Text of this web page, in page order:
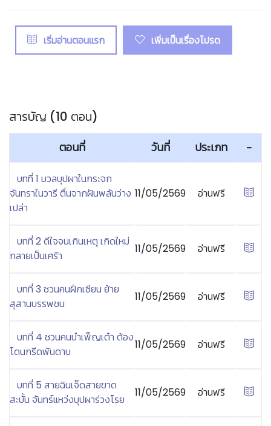
เริ่มอ่านตอนแรก เพิ่มเป็นเรื่องโปรด
สารบัญ (10 ตอน)
ตอนที่ วันที่ ประเภท -
บทที่ 1 มวลบุปผาในกระจก
จันทราในวารี ตื่นจากฝันพลันว่าง
เปล่า
11/05/2569 อ่านฟรี
บทที่ 2 ดีใจจนเกินเหตุ เกิดใหม่
กลายเป็นเศร้า
11/05/2569 อ่านฟรี
บทที่ 3 ชวนคนฝึกเซียน ย้าย
สุสานบรรพชน
11/05/2569 อ่านฟรี
บทที่ 4 ชวนคนบำเพ็ญเต๋า ต้อง
โดนกรีดพันดาบ
11/05/2569 อ่านฟรี
บทที่ 5 สายฉินเจ็ดสายขาด
สะบั้น จันทร์แหว่งบุปผาร่วงโรย
11/05/2569 อ่านฟรี